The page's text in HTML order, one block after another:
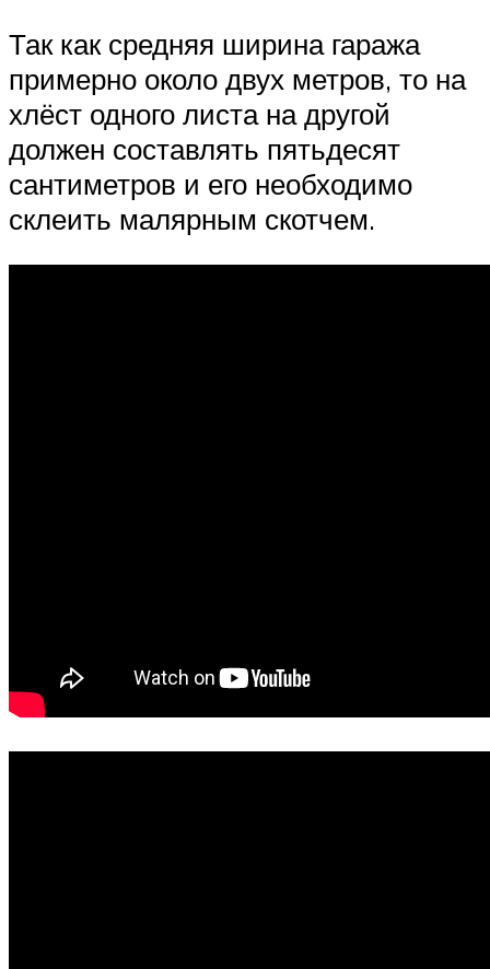
Так как средняя ширина гаража
примерно около двух метров, то на
хлёст одного листа на другой
должен составлять пятьдесят
сантиметров и его необходимо
склеить малярным скотчем.